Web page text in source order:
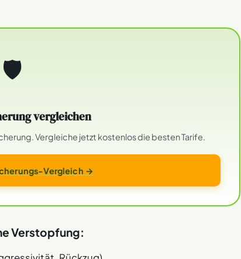
🛡
vergleichen
Vergleiche jetzt kostenlos die besten Tarife.
Vergleich →
Verstopfung: